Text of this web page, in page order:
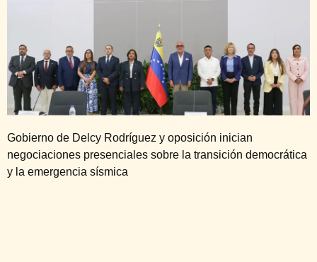
Gobierno de Delcy Rodríguez y oposición inician
negociaciones presenciales sobre la transición democrática
y la emergencia sísmica